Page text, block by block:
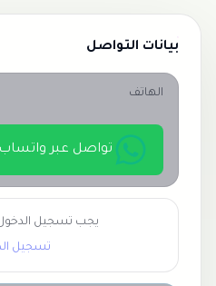
بيانات التواصل
الهاتف
تواصل عبر واتساب
يجب تسجيل
تسجيل